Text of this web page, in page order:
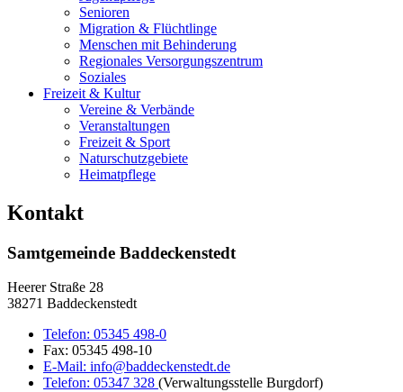
Senioren
Migration & Flüchtlinge
Menschen mit Behinderung
Regionales Versorgungszentrum
Soziales
Freizeit & Kultur
Vereine & Verbände
Veranstaltungen
Freizeit & Sport
Naturschutzgebiete
Heimatpflege
Kontakt
Samtgemeinde Baddeckenstedt
Heerer Straße 28
38271 Baddeckenstedt
Telefon: 05345 498-0
Fax: 05345 498-10
E-Mail: info@baddeckenstedt.de
Telefon: 05347 328 (Verwaltungsstelle Burgdorf)